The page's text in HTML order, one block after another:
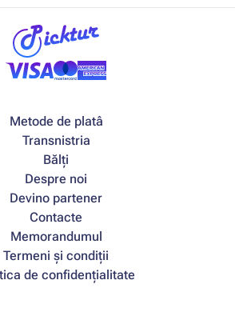
Metode de platâ
Transnistria
Bălți
Despre noi
Devino partener
Contacte
Memorandumul
Termeni și condiții
de confidențialitate